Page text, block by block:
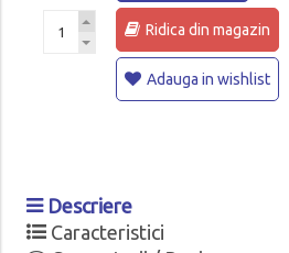
Ridica din magazin
Adauga in wishlist
Descriere
Caracteristici